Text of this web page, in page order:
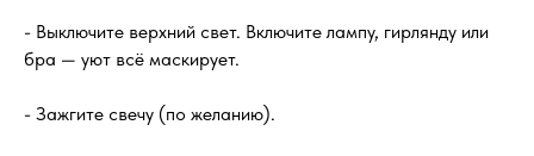
- Выключите верхний свет. Включите лампу, гирлянду или
бра — уют всё маскирует.
- Зажгите свечу (по желанию).